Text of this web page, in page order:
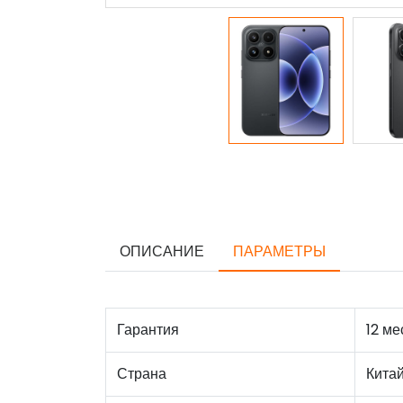
ОПИСАНИЕ ПАРАМЕТРЫ
Гарантия 12
Страна